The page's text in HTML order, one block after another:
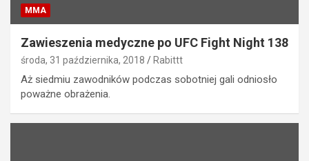
MMA
Zawieszenia medyczne po UFC Fight Night 138
środa, 31 października, 2018 Rabittt
Aż siedmiu zawodników podczas sobotniej gali odniosło
poważne obrażenia.